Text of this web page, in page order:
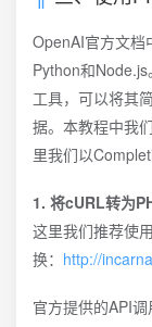
OpenAI官方文档
Python和
工具，可以将其
据。本教程中我
里我们以
1. 将cURL转为
这里我们推荐使
换： http://
官方提供的API调